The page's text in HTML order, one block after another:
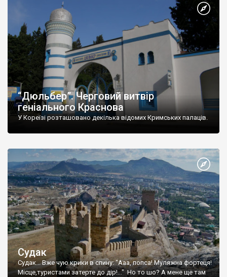
“Дюльбер”. Черговий витвір
геніального Краснова
У Кореїзі розташовано декілька відомих Кримських палаців.
Судак
Судак... Вже чую крики в спину: "Ааа, попса! Муляжна фортеця!
Місце,туристами затерте до дір!..." Но то шо? А мене ще там